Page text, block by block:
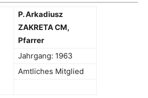
P. Arkadiusz
ZAKRETA CM,
Pfarrer
Jahrgang: 1963
Amtliches Mitglied